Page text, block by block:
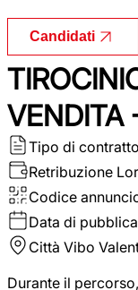
Candidati
VENDITA
Tipo di contratto
Retribuzione
Codice
Data di
Città Vibo
Durante il